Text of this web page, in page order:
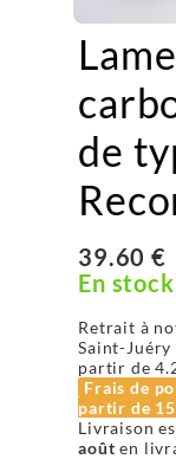
de
39.60 €
En stock
Retrait à
Saint-
partir de
Frais de
partir de
Livraison
août en